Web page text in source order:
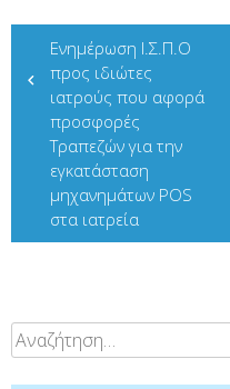
Πλοήγηση
άρθρων
Ενημέρωση Ι.Σ.Π.Ο
προς ιδιώτες
ιατρούς που αφορά
προσφορές
Τραπεζών για την
εγκατάσταση
μηχανημάτων POS
στα ιατρεία
Αναζήτηση
για: